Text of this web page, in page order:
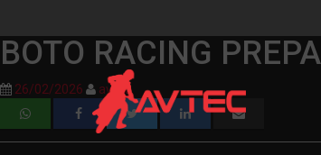
BOTO RACING
26/02/2026 avtec